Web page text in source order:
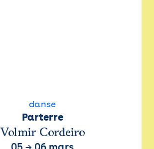
danse
Parterre
Volmir Cordeiro